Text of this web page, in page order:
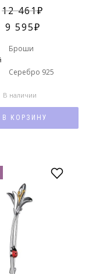
12 461
9 595
Броши
Серебро 925
В наличии
В КОРЗИНУ